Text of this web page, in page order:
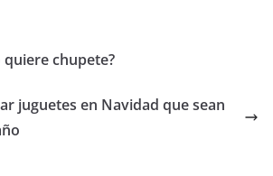
quiere chupete?
juguetes en Navidad que sean